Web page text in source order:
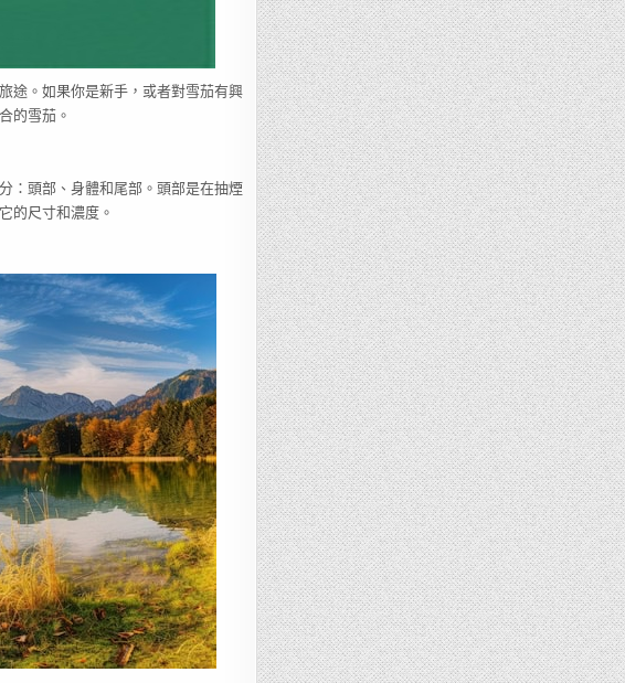
途。如果你是新手，或者對雪茄有興
的雪茄。
：頭部、身體和尾部。頭部是在抽煙
的尺寸和濃度。